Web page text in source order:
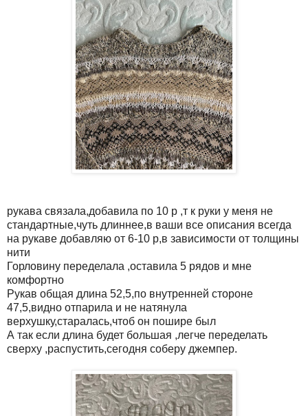
рукава связала,добавила по 10 р ,т к руки у меня не
стандартные,чуть длиннее,в ваши все описания всегда
на рукаве добавляю от 6-10 р,в зависимости от толщины
нити
Горловину переделала ,оставила 5 рядов и мне
комфортно
Рукав общая длина 52,5,по внутренней стороне
47,5,видно отпарила и не натянула
верхушку,старалась,чтоб он пошире был
А так если длина будет большая ,легче переделать
сверху ,распустить,сегодня соберу джемпер.